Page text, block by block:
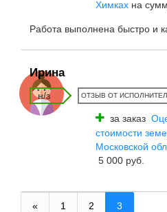
Химках на
Работа выполнена быстро и
Ирина
н/з ОТЗЫВ ОТ
за заказ
стоимости
Московской
5 000 руб.
« 1 2 3